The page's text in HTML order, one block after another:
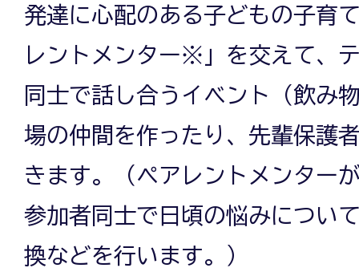
発達に心配のある子どもの子育
レントメンター※」を交えて、
同士で話し合うイベント（飲み
場の仲間を作ったり、先輩保護
きます。（ペアレントメンター
参加者同士で日頃の悩みについ
換などを行います。）